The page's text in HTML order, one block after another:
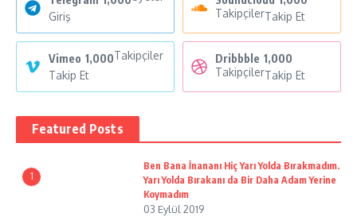
Giriş
TakipçilerTakip Et
Vimeo 1,000Takipçiler
Takip Et
Dribbble 1,000
TakipçilerTakip Et
Featured Posts
1
Ben Bana İnananı Hiç Yarı Yolda Bırakmadım.
Yarı Yolda Bırakanı da Bir Daha Adam Yerine
Koymadım
03 Eylül 2019